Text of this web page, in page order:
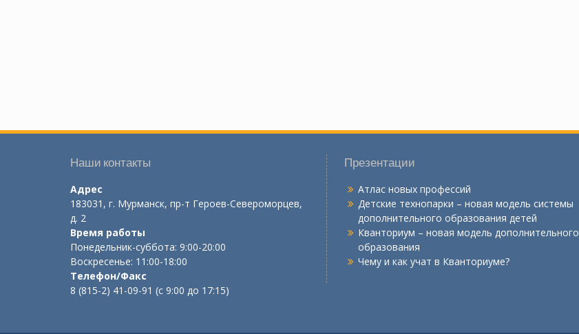
Наши контакты
Адрес
183031, г. Мурманск, пр-т Героев-Североморцев,
д. 2
Время работы
Понедельник-суббота: 9:00-20:00
Воскресенье: 11:00-18:00
Телефон/Факс
8 (815-2) 41-09-91 (с 9:00 до 17:15)
Презентации
Атлас новых профессий
Детские технопарки – новая модель системы
дополнительного образования детей
Кванториум – новая модель дополнительного
образования
Чему и как учат в Кванториуме?